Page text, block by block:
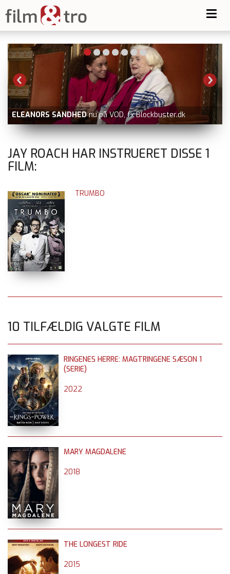
GOLDA nu på Prime Video udover filmstriben.dk, dvd og
ray
JAY ROACH HAR INSTRUERET DISSE 1
FILM:
TRUMBO
10 TILFÆLDIG VALGTE FILM
RINGENES HERRE: MAGTRINGENE SÆSON 1
(SERIE)
2022
MARY MAGDALENE
2018
THE LONGEST RIDE
2015